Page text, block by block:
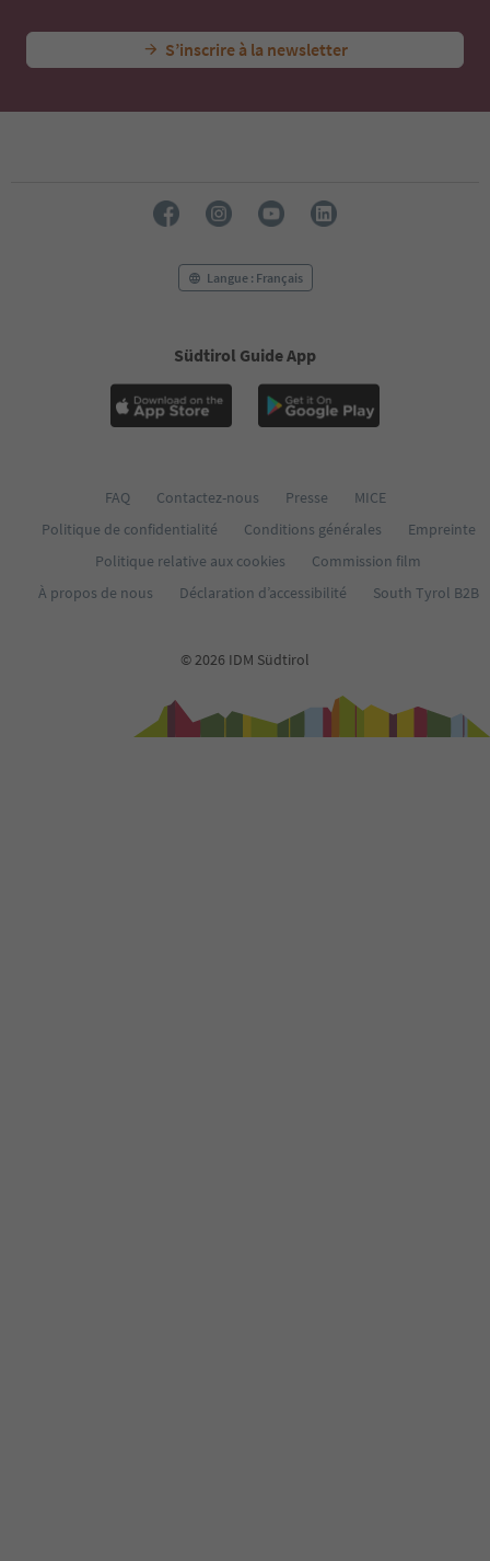
S’inscrire à la newsletter
Langue : Français
Südtirol Guide App
FAQ Contactez-nous Presse
MICE
Politique de confidentialité
Conditions générales
Empreinte
Politique relative aux cookies
Commission film
À propos de nous
Déclaration d’accessibilité South Tyrol B2B
© 2026 IDM Südtirol